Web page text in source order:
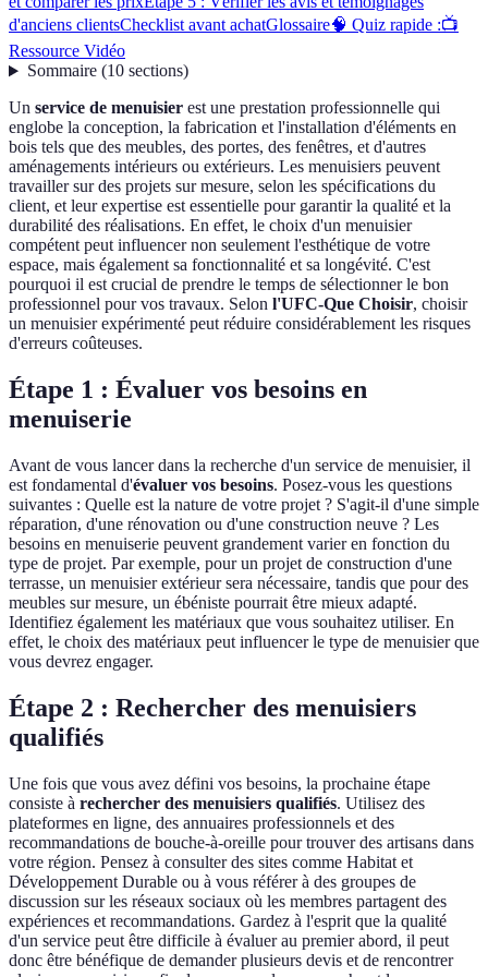
d'anciens clientsChecklist avant achatGlossaire🧠 Quiz rapide :📺
Ressource Vidéo
Sommaire(10 sections)
Un service de menuisier est une prestation professionnelle qui
englobe la conception, la fabrication et l'installation d'éléments en
bois tels que des meubles, des portes, des fenêtres, et d'autres
aménagements intérieurs ou extérieurs. Les menuisiers peuvent
travailler sur des projets sur mesure, selon les spécifications du
client, et leur expertise est essentielle pour garantir la qualité et la
durabilité des réalisations. En effet, le choix d'un menuisier
compétent peut influencer non seulement l'esthétique de votre
espace, mais également sa fonctionnalité et sa longévité. C'est
pourquoi il est crucial de prendre le temps de sélectionner le bon
professionnel pour vos travaux. Selon l'UFC-Que Choisir, choisir
un menuisier expérimenté peut réduire considérablement les risques
d'erreurs coûteuses.
Étape 1 : Évaluer vos besoins en
menuiserie
Avant de vous lancer dans la recherche d'un service de menuisier, il
est fondamental d'évaluer vos besoins. Posez-vous les questions
suivantes : Quelle est la nature de votre projet ? S'agit-il d'une simple
réparation, d'une rénovation ou d'une construction neuve ? Les
besoins en menuiserie peuvent grandement varier en fonction du
type de projet. Par exemple, pour un projet de construction d'une
terrasse, un menuisier extérieur sera nécessaire, tandis que pour des
meubles sur mesure, un ébéniste pourrait être mieux adapté.
Identifiez également les matériaux que vous souhaitez utiliser. En
effet, le choix des matériaux peut influencer le type de menuisier que
vous devrez engager.
Étape 2 : Rechercher des menuisiers
qualifiés
Une fois que vous avez défini vos besoins, la prochaine étape
consiste à rechercher des menuisiers qualifiés. Utilisez des
plateformes en ligne, des annuaires professionnels et des
recommandations de bouche-à-oreille pour trouver des artisans dans
votre région. Pensez à consulter des sites comme Habitat et
Développement Durable ou à vous référer à des groupes de
discussion sur les réseaux sociaux où les membres partagent des
expériences et recommandations. Gardez à l'esprit que la qualité
d'un service peut être difficile à évaluer au premier abord, il peut
donc être bénéfique de demander plusieurs devis et de rencontrer